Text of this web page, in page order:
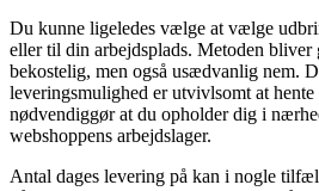
Du kunne ligeledes vælge at vælge
eller til din arbejdsplads. Metoden bliver
bekostelig, men også usædvanlig nem.
leveringsmulighed er utvivlsomt at
nødvendiggør at du opholder dig i
webshoppens arbejdslager.
Antal dages levering på kan i nogle